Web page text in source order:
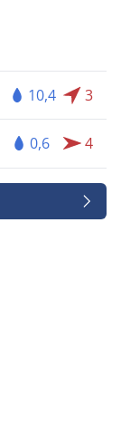
10,4 3
0,6 4